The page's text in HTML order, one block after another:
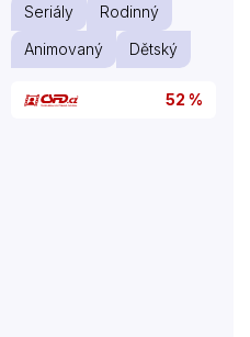
Seriály
Rodinný
Animovaný
Dětský
52 %